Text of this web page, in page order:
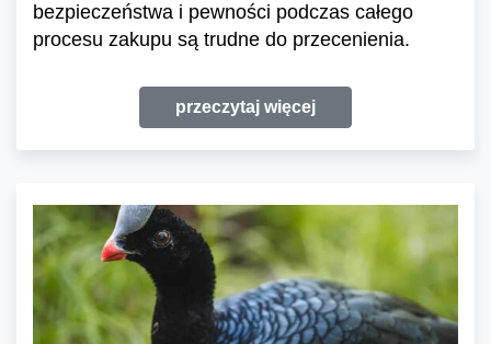
bezpieczeństwa i pewności podczas całego
procesu zakupu są trudne do przecenienia.
przeczytaj więcej